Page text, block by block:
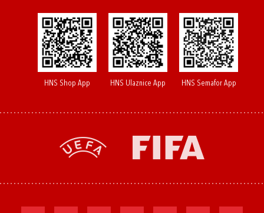
HNS Shop App HNS Ulaznice App HNS Semafor App